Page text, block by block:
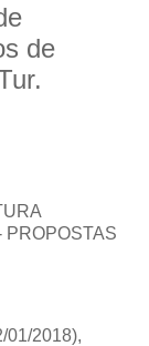
de
PROPOSTAS
01/2018),